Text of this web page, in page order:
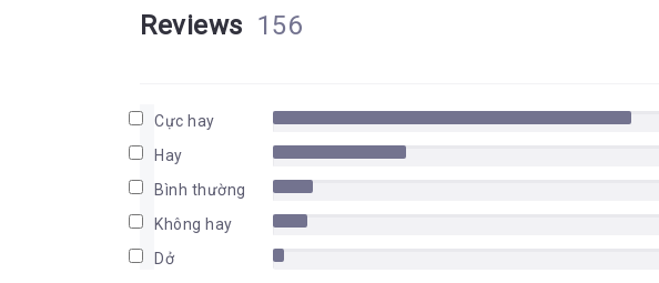
Reviews 156
Cực hay
Hay
Bình thường
Không hay
Dở